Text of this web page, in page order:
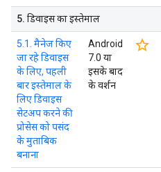
5. डिवाइस का इस्तेमाल
5.1. मैनेज किए
जा रहे डिवाइस
के लिए, पहली
बार इस्तेमाल के
लिए डिवाइस
सेटअप करने की
प्रोसेस को पसंद
के मुताबिक
बनाना
Android
7.0 या
इसके बाद
के वर्शन
star_border